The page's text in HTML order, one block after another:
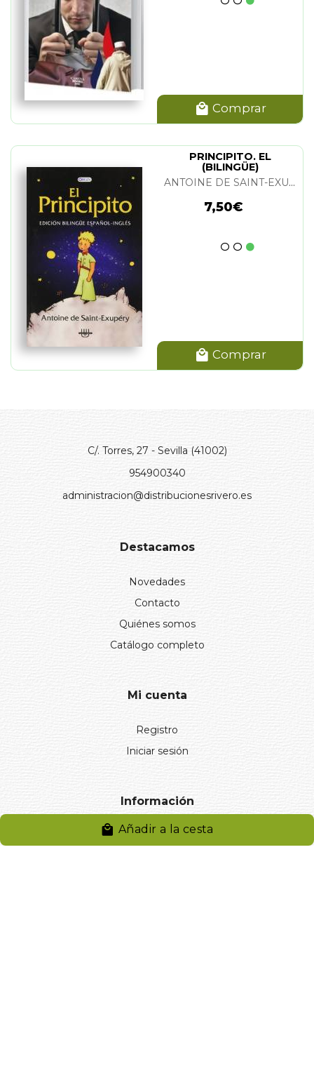
Añadir a la cesta
Comprar
PRINCIPITO. EL
(BILINGÜE)
ANTOINE DE SAINT-EXUPERY
7,50€
Comprar
C/. Torres, 27 - Sevilla (41002)
954900340
administracion@distribucionesrivero.es
Destacamos
Novedades
Contacto
Quiénes somos
Catálogo completo
Mi cuenta
Registro
Iniciar sesión
Información
Aviso legal